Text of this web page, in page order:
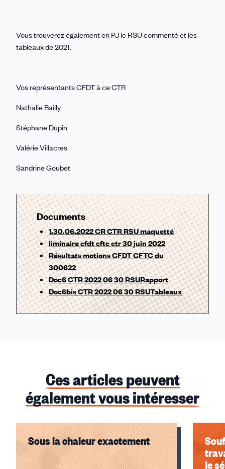
Vous trouverez également en PJ le RSU commenté et les
tableaux de 2021.
Vos représentants CFDT à ce CTR
Nathalie Bailly
Stéphane Dupin
Valérie Villacres
Sandrine Goubet
Documents
1.30.06.2022 CR CTR RSU maquetté
liminaire cfdt cftc ctr 30 juin 2022
Résultats motions CFDT CFTC du
300622
Doc6 CTR 2022 06 30 RSURapport
Doc6bis CTR 2022 06 30 RSUTableaux
Ces articles peuvent
également vous intéresser
Sous la chaleur exactement
le